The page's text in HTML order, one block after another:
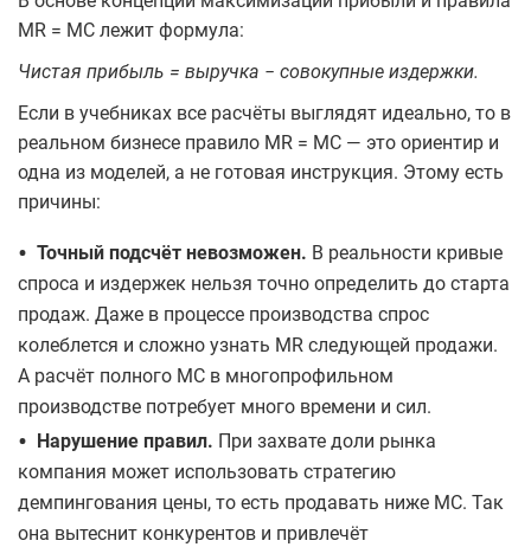
MR = MC лежит формула:
Чистая прибыль = выручка − совокупные издержки.
Если в учебниках все расчёты выглядят идеально, то в
реальном бизнесе правило MR = MC — это ориентир и
одна из моделей, а не готовая инструкция. Этому есть
причины:
• Точный подсчёт невозможен. В реальности кривые
спроса и издержек нельзя точно определить до старта
продаж. Даже в процессе производства спрос
колеблется и сложно узнать MR следующей продажи.
А расчёт полного MС в многопрофильном
производстве потребует много времени и сил.
• Нарушение правил. При захвате доли рынка
компания может использовать стратегию
демпингования цены, то есть продавать ниже MС. Так
она вытеснит конкурентов и привлечёт